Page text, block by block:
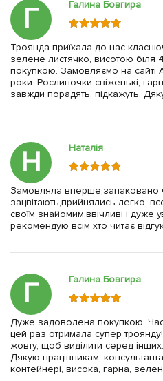
Г Галина Бовгира
Троянда приїхала до нас
зелене листячко, висотою біля
покупкою. Замовляємо на сайті
роки. Рослиночки свіженькі,
завжди порадять, підкажуть.
Н Наталія
Замовляла вперше,запаковано
зацвітають,прийнялись легко,
своїм знайомим,ввічливі і дуже
рекомендую всім хто читає
Г Галина Бовгира
Дуже задоволена покупкою.
цей раз отримала супер
жовту, щоб виділити серед
Дякую працівникам,
контейнері, висока, гарна,